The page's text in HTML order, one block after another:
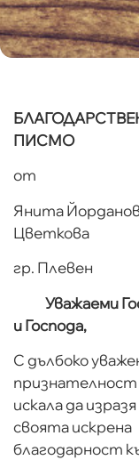
ПИСМО
от
Янита
Цветкова
гр. Плевен
Уважаеми
и Господа,
С дълбоко
признателност
искала да изразя
своята искрена
благодарност